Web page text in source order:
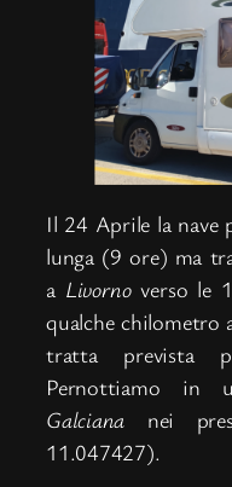
Il 24 Aprile la nave
lunga (9 ore) ma
a Livornoverso le
qualche chilometro
tratta prevista
Pernottiamo in
Galciana nei
11.047427).